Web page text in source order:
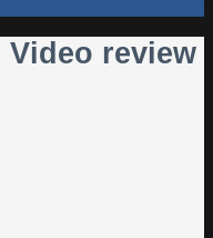
Video review